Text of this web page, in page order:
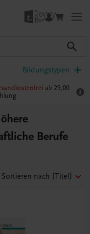
Bildungstypen
ab 29,00
Berufe
Sortieren nach (Titel)